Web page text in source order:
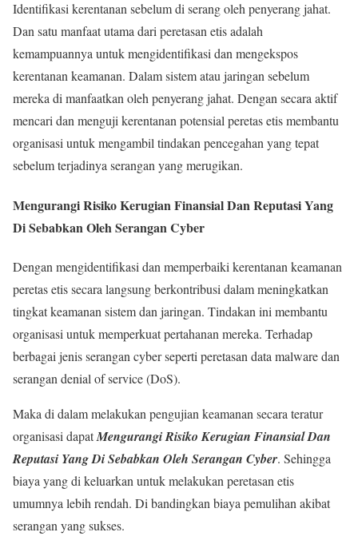
Identifikasi kerentanan sebelum di serang oleh penyerang jahat.
Dan satu manfaat utama dari peretasan etis adalah
kemampuannya untuk mengidentifikasi dan mengekspos
kerentanan keamanan. Dalam sistem atau jaringan sebelum
mereka di manfaatkan oleh penyerang jahat. Dengan secara aktif
mencari dan menguji kerentanan potensial peretas etis membantu
organisasi untuk mengambil tindakan pencegahan yang tepat
sebelum terjadinya serangan yang merugikan.
Mengurangi Risiko Kerugian Finansial Dan Reputasi Yang
Di Sebabkan Oleh Serangan Cyber
Dengan mengidentifikasi dan memperbaiki kerentanan keamanan
peretas etis secara langsung berkontribusi dalam meningkatkan
tingkat keamanan sistem dan jaringan. Tindakan ini membantu
organisasi untuk memperkuat pertahanan mereka. Terhadap
berbagai jenis serangan cyber seperti peretasan data malware dan
serangan denial of service (DoS).
Maka di dalam melakukan pengujian keamanan secara teratur
organisasi dapatMengurangi Risiko Kerugian Finansial Dan
Reputasi Yang Di Sebabkan Oleh Serangan Cyber. Sehingga
biaya yang di keluarkan untuk melakukan peretasan etis
umumnya lebih rendah. Di bandingkan biaya pemulihan akibat
serangan yang sukses.